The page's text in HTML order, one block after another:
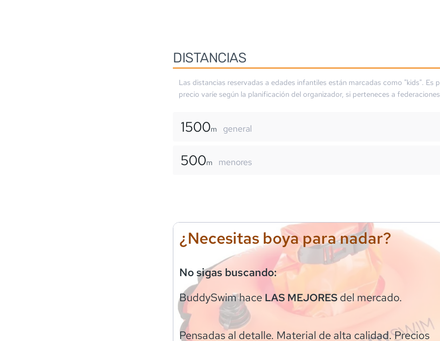
DISTANCIAS
Las distancias reservadas a edades infantiles están marcadas como "kids". Es
precio varíe según la planificación del organizador, si perteneces a
1500m general
500m menores
¿Necesitas boya para nadar?
No sigas buscando:
BuddySwimhaceLAS MEJORESdel mercado.
Pensadas al detalle. Material de alta calidad. Precios